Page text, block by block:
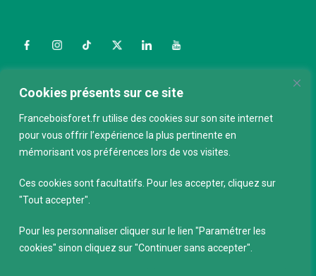
Cookies présents sur ce site
Franceboisforet.fr utilise des cookies sur son site internet
pour vous offrir l’expérience la plus pertinente en
mémorisant vos préférences lors de vos visites.
Ces cookies sont facultatifs. Pour les accepter, cliquez sur
"Tout accepter".
Pour les personnaliser cliquer sur le lien "Paramétrer les
cookies" sinon cliquez sur "Continuer sans accepter".
FacebookInstagramTikTokTwitterLinkedInYouTube
Nous contacter
ABONNEZ-VOUS À LA NEWSLETTER
E-mail *